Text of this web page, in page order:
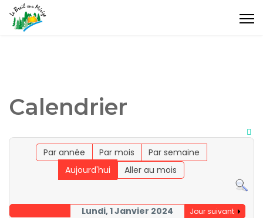
Calendrier
Par année Par mois
Par semaine
Aujourd'hui
Aller au mois
Lundi, 1 Janvier 2024 Jour suivant